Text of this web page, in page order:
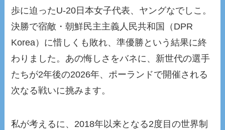
歩に迫ったU-20日本女子代表、ヤングなでしこ。
決勝で宿敵・朝鮮民主主義人民共和国（DPR
Korea）に惜しくも敗れ、準優勝という結果に終
わりました。あの悔しさをバネに、新世代の選手
たちが2年後の2026年、ポーランドで開催される
次なる戦いに挑みます。
私が考えるに、2018年以来となる2度目の世界制